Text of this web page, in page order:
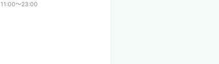
11:00〜23:00